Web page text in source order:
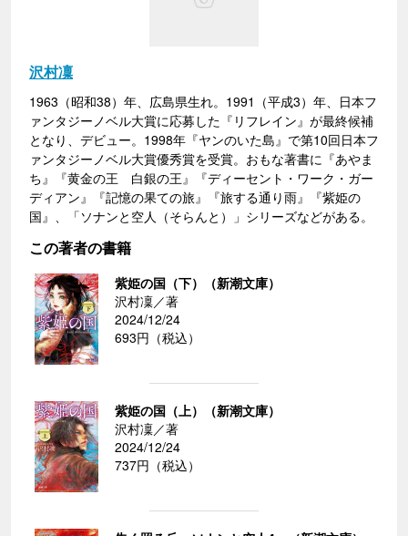
沢村凜
1963（昭和38）年、広島県生れ。1991（平成3）年、日本フ
ァンタジーノベル大賞に応募した『リフレイン』が最終候補
となり、デビュー。1998年『ヤンのいた島』で第10回日本フ
ァンタジーノベル大賞優秀賞を受賞。おもな著書に『あやま
ち』『黄金の王 白銀の王』『ディーセント・ワーク・ガー
ディアン』『記憶の果ての旅』『旅する通り雨』『紫姫の
国』、「ソナンと空人（そらんと）」シリーズなどがある。
この著者の書籍
紫姫の国（下）（新潮文庫）
沢村凜／著
2024/12/24
693円（税込）
紫姫の国（上）（新潮文庫）
沢村凜／著
2024/12/24
737円（税込）